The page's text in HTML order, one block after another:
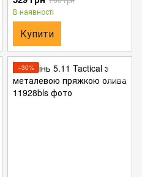
В наявності
Купити
−30%